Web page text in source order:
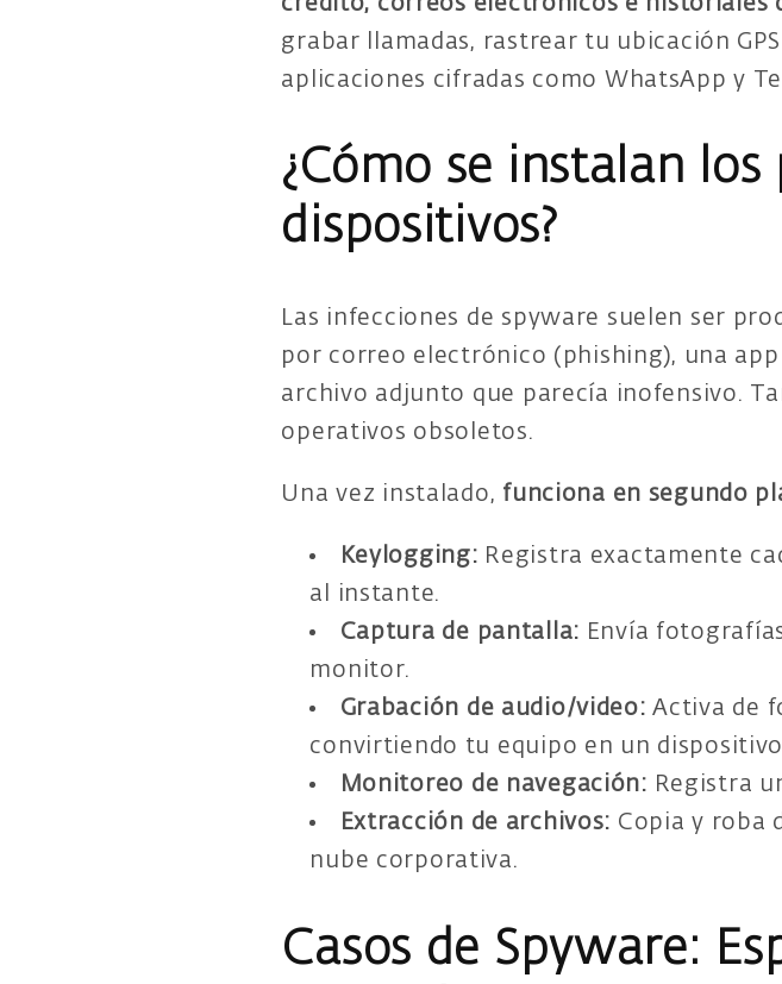
grabar llamadas, rastrear tu ubicación
aplicaciones cifradas como WhatsApp y
¿Cómo se instalan
dispositivos?
Las infecciones de spyware suelen ser
por correo electrónico (phishing), una
archivo adjunto que parecía inofensivo.
operativos obsoletos.
Una vez instalado, funciona en segundo
Keylogging: Registra exactamente
al instante.
Captura de pantalla: Envía
monitor.
Grabación de audio/video: Activa de
convirtiendo tu equipo en un
Monitoreo de navegación: Registra
Extracción de archivos: Copia y roba
nube corporativa.
Casos de Spyware: